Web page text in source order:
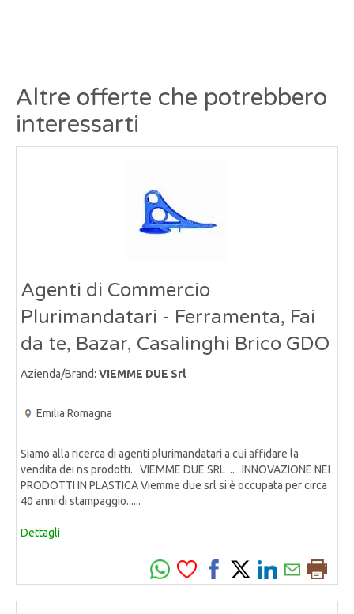
Altre offerte che potrebbero
interessarti
Agenti di Commercio
Plurimandatari - Ferramenta, Fai
da te, Bazar, Casalinghi Brico GDO
Azienda/Brand: VIEMME DUE Srl
Emilia Romagna
Siamo alla ricerca di agenti plurimandatari a cui affidare la
vendita dei ns prodotti. VIEMME DUE SRL .. INNOVAZIONE NEI
PRODOTTI IN PLASTICA Viemme due srl si è occupata per circa
40 anni di stampaggio......
Dettagli